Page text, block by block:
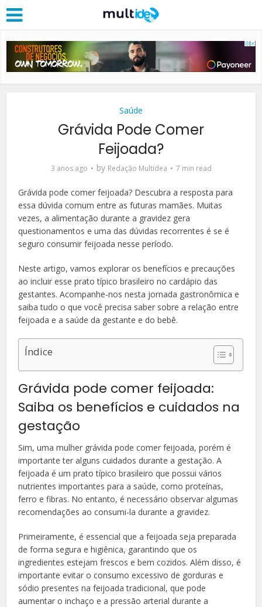
Saúde
Grávida Pode Comer
Feijoada?
3 anos ago by Redação Multidea 7 min read
Grávida pode comer feijoada? Descubra a resposta para
essa dúvida comum entre as futuras mamães. Muitas
vezes, a alimentação durante a gravidez gera
questionamentos e uma das dúvidas recorrentes é se é
seguro consumir feijoada nesse período.
Neste artigo, vamos explorar os benefícios e precauções
ao incluir esse prato típico brasileiro no cardápio das
gestantes. Acompanhe-nos nesta jornada gastronômica e
saiba tudo o que você precisa saber sobre a relação entre
feijoada e a saúde da gestante e do bebê.
Índice
Grávida pode comer feijoada:
Saiba os benefícios e cuidados na
gestação
Sim, uma mulher grávida pode comer feijoada, porém é
importante ter alguns cuidados durante a gestação. A
feijoada é um prato típico brasileiro que possui vários
nutrientes importantes para a saúde, como proteínas,
ferro e fibras. No entanto, é necessário observar algumas
recomendações ao consumi-la durante a gravidez.
Primeiramente, é essencial que a feijoada seja preparada
de forma segura e higiênica, garantindo que os
ingredientes estejam frescos e bem cozidos. Além disso, é
importante evitar o consumo excessivo de gorduras e
sódio presentes na feijoada tradicional, que pode
aumentar o inchaço e a pressão arterial durante a